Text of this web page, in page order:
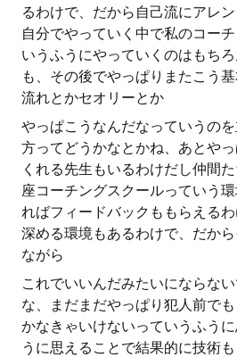
るわけで、だから自己流にアレ
自分でやっていく中で私のコー
いうふうにやっていくのはもち
も、その後でやっぱりまたこう
流れとかセオリーとか
やっぱこうなんだなっていうの
方ってどうかなとかね、あとや
くれる先生もいるわけだし仲間
座コーチングスクールっていう
ればフィードバックももらえる
深める環境もあるわけで、だか
ながら
これでいいんだみたいにならな
な、まだまだやっぱり犯人前で
かなきゃいけないっていうふう
うに思えることで結果的に技術も